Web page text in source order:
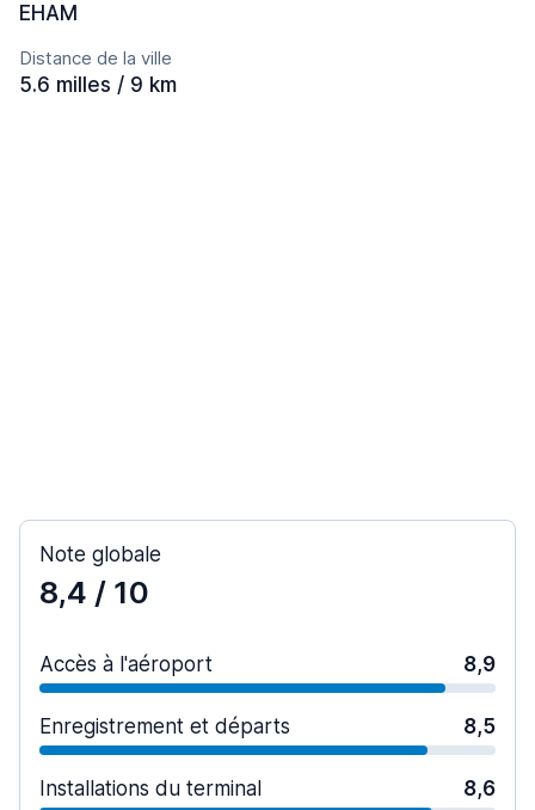
EHAM
Distance de la ville
5.6 milles / 9 km
Note globale
8,4 / 10
Accès à l'aéroport 8,9
Enregistrement et départs 8,5
Installations du terminal 8,6